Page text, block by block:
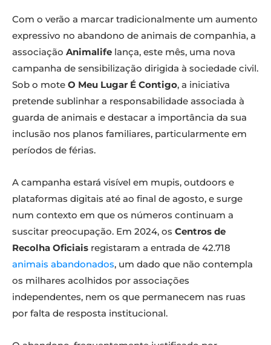
Com o verão a marcar tradicionalmente um aumento
expressivo no abandono de animais de companhia, a
associação Animalife lança, este mês, uma nova
campanha de sensibilização dirigida à sociedade civil.
Sob o mote O Meu Lugar É Contigo, a iniciativa
pretende sublinhar a responsabilidade associada à
guarda de animais e destacar a importância da sua
inclusão nos planos familiares, particularmente em
períodos de férias.
A campanha estará visível em mupis, outdoors e
plataformas digitais até ao final de agosto, e surge
num contexto em que os números continuam a
suscitar preocupação. Em 2024, os Centros de
Recolha Oficiais registaram a entrada de 42.718
animais abandonados, um dado que não contempla
os milhares acolhidos por associações
independentes, nem os que permanecem nas ruas
por falta de resposta institucional.